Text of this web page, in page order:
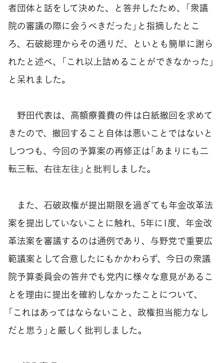
者団体と話をして決めた、と答弁したため、「衆議
院の審議の際に会うべきだった」と指摘したとこ
ろ、石破総理からその通りだ、といとも簡単に謝ら
れたと述べ、「これ以上詰めることができなかった」
と呆れました。
野田代表は、高額療養費の件は白紙撤回を求めて
きたので、撤回すること自体は悪いことではないと
しつつも、今回の予算案の再修正は「あまりにも二
転三転、右往左往」と批判しました。
また、石破政権が提出期限を過ぎても年金改革法
案を提出していないことに触れ、5年に1度、年金改
革法案を審議するのは通例であり、与野党で重要広
範議案として合意したにもかかわらず、今日の衆議
院予算委員会の答弁でも党内に様々な意見があるこ
とを理由に提出を確約しなかったことについて、
「これはあってはならないこと、政権担当能力なし
だと思う」と厳しく批判しました。